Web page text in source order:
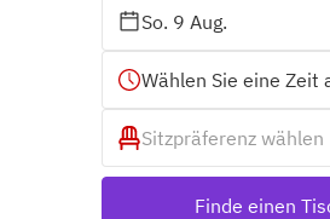
So. 9 Aug.
Wählen Sie eine Zeit
Sitzpräferenz wählen
Finde einen